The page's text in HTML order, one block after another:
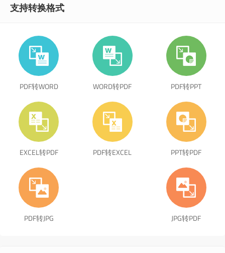
支持转换格式
PDF转WORD WORD转PDF PDF转PPT
EXCEL转PDF PDF转EXCEL PPT转PDF
PDF转JPG JPG转PDF